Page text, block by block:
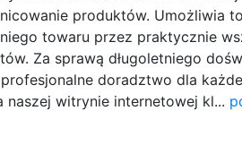
produktów. Umożliwia
towaru przez praktycznie
Za sprawą długoletniego
doradztwo dla
naszej witrynie internetowej kl...